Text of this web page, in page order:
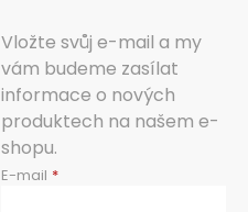
Vložte svůj e-mail a my
vám budeme zasílat
informace o nových
produktech na našem e-
shopu.
E-mail